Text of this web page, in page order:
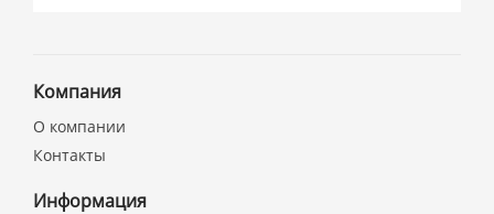
Компания
О компании
Контакты
Информация